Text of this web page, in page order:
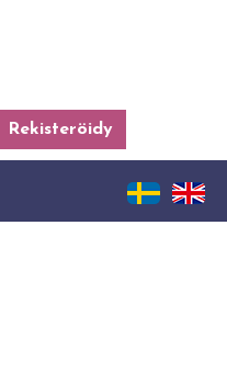
Rekisteröidy